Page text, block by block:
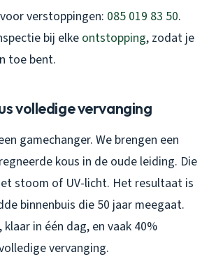
verstoppingen: 085 019 83 50.
bij elkeontstopping, zodat je
toe bent.
volledige vervanging
gamechanger. We brengen een
kous in de oude leiding. Die
stoom of UV-licht. Het resultaat is
binnenbuis die 50 jaar meegaat.
in één dag, en vaak 40%
vervanging.